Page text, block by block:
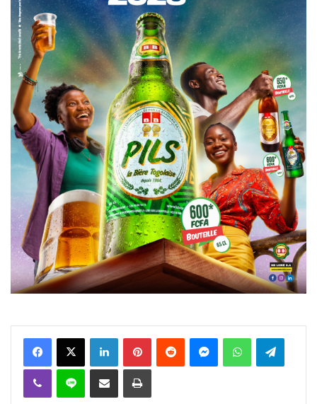
FacebookX Linkedin PinterestReddit MessengerWhatsAppTelegram
Viber Ligne Partager par email Imprimer